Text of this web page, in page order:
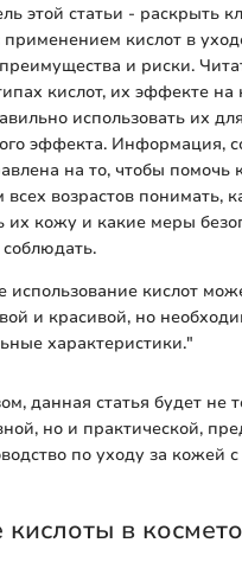
этой статьи - раскрыть
применением кислот в
и риски.
кислот, их эффекте на
использовать их
эффекта. Информация,
на то, чтобы
возрастов понимать,
их кожу и какие меры
использование кислот
и красивой, но
характеристики."
данная статья будет не
но и практической,
по уходу за кожей
кислоты в